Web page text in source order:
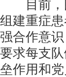
目前，国
组建重症
强合作意
要求每支
垒作用和党